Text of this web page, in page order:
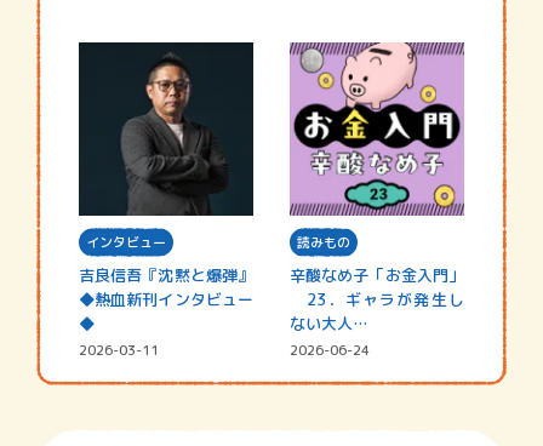
インタビュー
吉良信吾『沈黙と爆弾』
◆熱血新刊インタビュー
◆
2026-03-11
読みもの
辛酸なめ子「お金入門」
23．ギャラが発生し
ない大人…
2026-06-24